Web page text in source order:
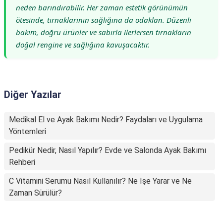
neden barındırabilir. Her zaman estetik görünümün
ötesinde, tırnaklarının sağlığına da odaklan. Düzenli
bakım, doğru ürünler ve sabırla ilerlersen tırnakların
doğal rengine ve sağlığına kavuşacaktır.
Diğer Yazılar
Medikal El ve Ayak Bakımı Nedir? Faydaları ve Uygulama
Yöntemleri
Pedikür Nedir, Nasıl Yapılır? Evde ve Salonda Ayak Bakımı
Rehberi
C Vitamini Serumu Nasıl Kullanılır? Ne İşe Yarar ve Ne
Zaman Sürülür?